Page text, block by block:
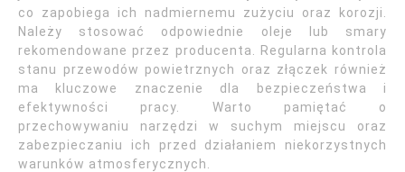
co zapobiega ich nadmiernemu zużyciu oraz korozji.
Należy stosować odpowiednie oleje lub smary
rekomendowane przez producenta. Regularna kontrola
stanu przewodów powietrznych oraz złączek również
ma kluczowe znaczenie dla bezpieczeństwa i
efektywności pracy. Warto pamiętać o
przechowywaniu narzędzi w suchym miejscu oraz
zabezpieczaniu ich przed działaniem niekorzystnych
warunków atmosferycznych.